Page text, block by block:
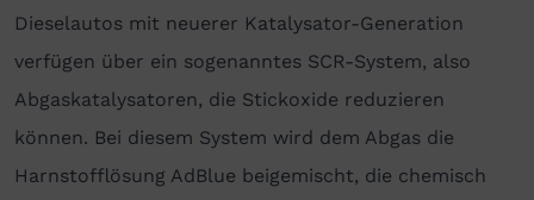
Dieselautos mit neuerer Katalysator-Generation
verfügen über ein sogenanntes SCR-System, also
Abgaskatalysatoren, die Stickoxide reduzieren
können. Bei diesem System wird dem Abgas die
Harnstofflösung AdBlue beigemischt, die chemisch